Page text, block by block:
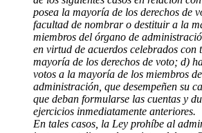
posea la mayoría de los derechos de
facultad de nombrar o destituir a la
miembros del órgano de
en virtud de acuerdos celebrados con
mayoría de los derechos de voto; d)
votos a la mayoría de los miembros
administración, que desempeñen su
que deban formularse las cuentas y
ejercicios inmediatamente anteriores.
En tales casos, la Ley prohíbe al